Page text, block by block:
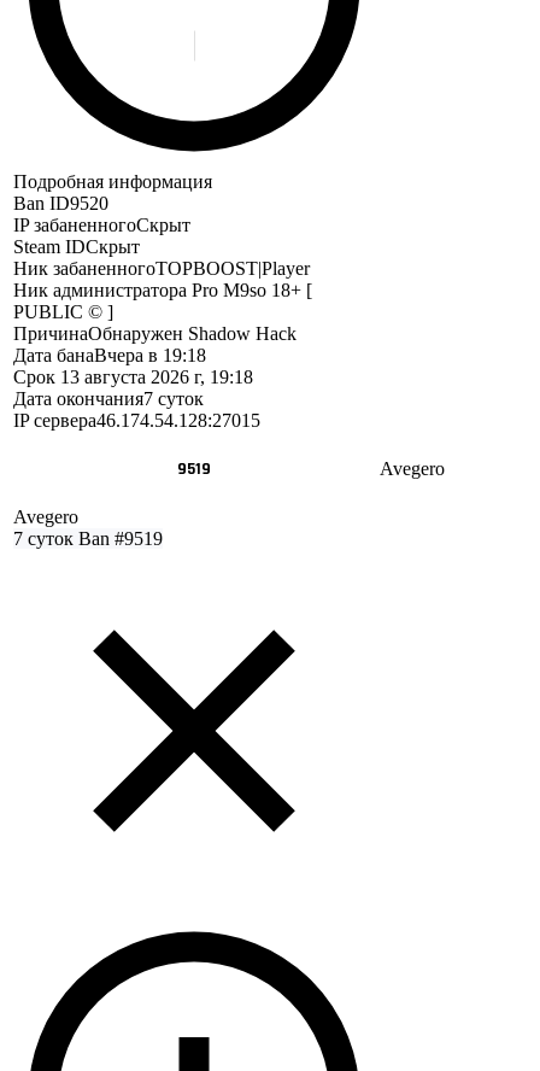
Подробная информация
Ban ID9520
IP забаненногоСкрыт
Steam IDСкрыт
Ник забаненногоTOPBOOST|Player
Ник администратора Pro M9so 18+ [
PUBLIC © ]
ПричинаОбнаружен Shadow Hack
Дата банаВчера в 19:18
Срок 13 августа 2026 г, 19:18
Дата окончания7 суток
IP сервера46.174.54.128:27015
9519 Avegero
Avegero
7 суток Ban #9519